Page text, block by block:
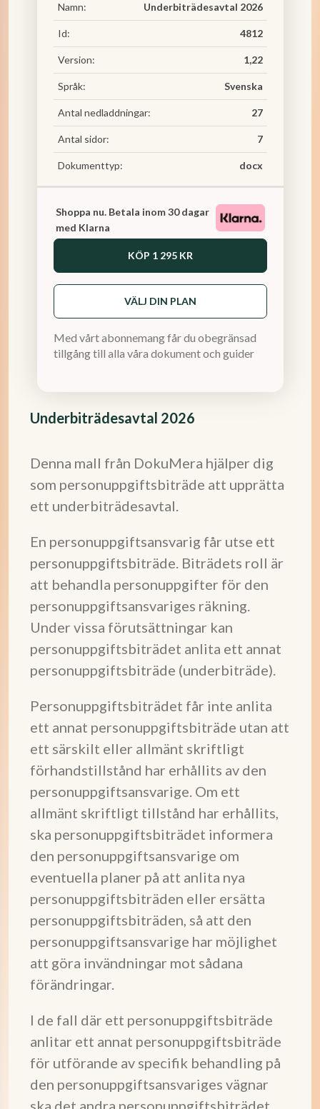
Underbiträdesavtal 2026
Denna mall från DokuMera hjälper dig
som personuppgiftsbiträde att upprätta
ett underbiträdesavtal.
En personuppgiftsansvarig får utse ett
personuppgiftsbiträde. Biträdets roll är
att behandla personuppgifter för den
personuppgiftsansvariges räkning.
Under vissa förutsättningar kan
personuppgiftsbiträdet anlita ett annat
personuppgiftsbiträde (underbiträde).
Personuppgiftsbiträdet får inte anlita
ett annat personuppgiftsbiträde utan att
ett särskilt eller allmänt skriftligt
förhandstillstånd har erhållits av den
personuppgiftsansvarige. Om ett
allmänt skriftligt tillstånd har erhållits,
ska personuppgiftsbiträdet informera
den personuppgiftsansvarige om
eventuella planer på att anlita nya
personuppgiftsbiträden eller ersätta
personuppgiftsbiträden, så att den
personuppgiftsansvarige har möjlighet
att göra invändningar mot sådana
förändringar.
I de fall där ett personuppgiftsbiträde
anlitar ett annat personuppgiftsbiträde
för utförande av specifik behandling på
den personuppgiftsansvariges vägnar
ska det andra personuppgiftsbiträdet,
Namn: Underbiträdesavtal 2026
Id: 4812
Version: 1,22
Språk: Svenska
Antal nedladdningar: 27
Antal sidor: 7
Dokumenttyp: docx
Shoppa nu. Betala inom 30 dagar
med Klarna
KÖP 1 295 KR
VÄLJ DIN PLAN
Med vårt abonnemang får du obegränsad
tillgång till alla våra dokument och guider